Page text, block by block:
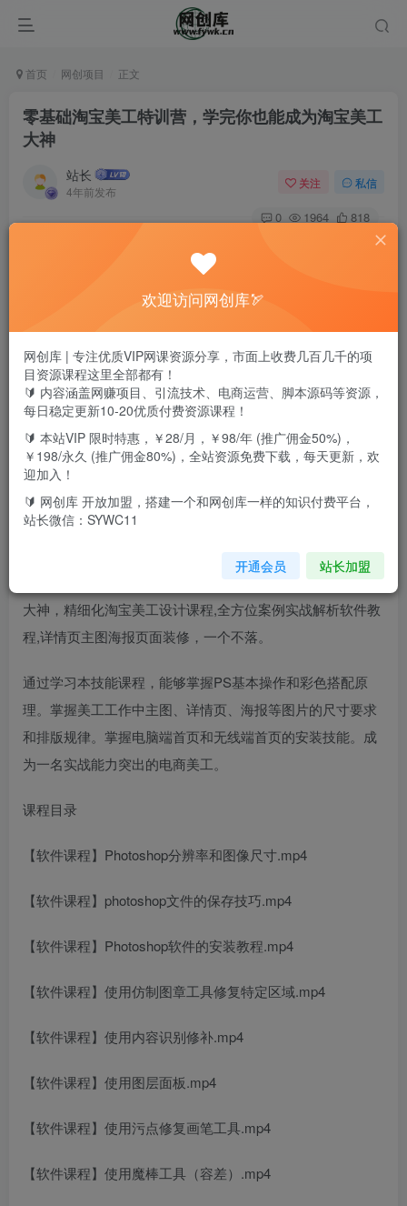
首页 网创项目 正文
零基础淘宝美工特训营，学完你也能成为淘宝美工
大神
站长
4年前发布
关注 私信
0 1964 818
零基础淘宝美工特训营，学完你也能成为淘宝美工大神
针对电商美工实操50节实操课程，学完你也能成为淘宝美工
大神，精细化淘宝美工设计课程,全方位案例实战解析软件教
程,详情页主图海报页面装修，一个不落。
通过学习本技能课程，能够掌握PS基本操作和彩色搭配原
理。掌握美工工作中主图、详情页、海报等图片的尺寸要求
和排版规律。掌握电脑端首页和无线端首页的安装技能。成
为一名实战能力突出的电商美工。
课程目录
【软件课程】Photoshop分辨率和图像尺寸.mp4
【软件课程】photoshop文件的保存技巧.mp4
【软件课程】Photoshop软件的安装教程.mp4
【软件课程】使用仿制图章工具修复特定区域.mp4
【软件课程】使用内容识别修补.mp4
【软件课程】使用图层面板.mp4
【软件课程】使用污点修复画笔工具.mp4
【软件课程】使用魔棒工具（容差）.mp4
欢迎访问网创库🏹
网创库 | 专注优质VIP网课资源分享，市面上收费几百几千的项
目资源课程这里全部都有！
🔰 内容涵盖网赚项目、引流技术、电商运营、脚本源码等资源，
每日稳定更新10-20优质付费资源课程！
🔰 本站VIP 限时特惠，￥28/月，￥98/年 (推广佣金50%)，
￥198/永久 (推广佣金80%)，全站资源免费下载，每天更新，欢
迎加入！
🔰 网创库 开放加盟，搭建一个和网创库一样的知识付费平台，
站长微信：SYWC11
开通会员 站长加盟